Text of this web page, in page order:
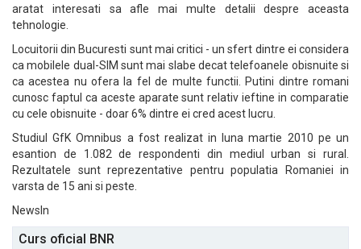
aratat interesati sa afle mai multe detalii despre aceasta
tehnologie.
Locuitorii din Bucuresti sunt mai critici - un sfert dintre ei considera
ca mobilele dual-SIM sunt mai slabe decat telefoanele obisnuite si
ca acestea nu ofera la fel de multe functii. Putini dintre romani
cunosc faptul ca aceste aparate sunt relativ ieftine in comparatie
cu cele obisnuite - doar 6% dintre ei cred acest lucru.
Studiul GfK Omnibus a fost realizat in luna martie 2010 pe un
esantion de 1.082 de respondenti din mediul urban si rural.
Rezultatele sunt reprezentative pentru populatia Romaniei in
varsta de 15 ani si peste.
NewsIn
Curs oficial BNR